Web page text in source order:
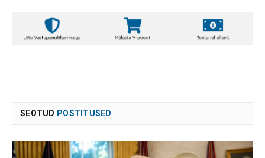
SEOTUD POSTITUSED